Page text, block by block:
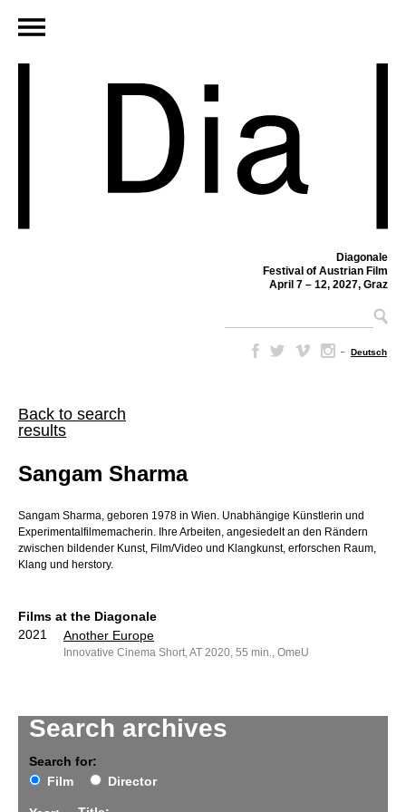
Diagonale
Festival of Austrian Film
April 7 – 12, 2027, Graz
– Deutsch
Back to search
results
Search archives
Search for:
Film
Director
Sangam Sharma
Sangam Sharma, geboren 1978 in Wien. Unabhängige Künstlerin und
Experimentalfilmemacherin. Ihre Arbeiten, angesiedelt an den Rändern
zwischen bildender Kunst, Film/Video und Klangkunst, erforschen Raum,
Klang und herstory.
Films at the Diagonale
2021
Another Europe
Innovative Cinema Short, AT 2020, 55 min., OmeU